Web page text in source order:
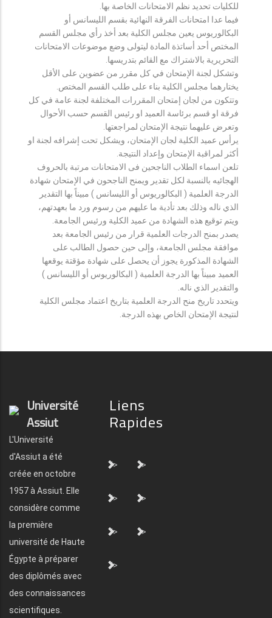
للكليات تحديد نظم الامتحانات الخاصة بها.
فيما عدا امتحانات الفرقة النهائية بقسم الليسانس أو
البكالوريوس يعين مجلس الكلية بعد أخذ رأي مجلس القسم
المختص أحد أساتذة المادة ليتولى وضع موضوعات الامتحانات
التحريرية بالاشتراك مع القائم بتدريسها.
وتشكل لجنة الإمتحان في كل مقرر من عضوين على الأقل
يختارهما مجلس الكلية بناء على طلب القسم المختص.
وتتكون من لجان إمتحان المقررات المختلفة لجنة عامة في كل
فرقة او قسم برئاسة العميد او رئيس القسم حسب الأحوال
وتعرض عليهما نتيجة الإمتحان لمراجعتها.
يرأس عميد الكلية لجان الإمتحان، ويشكل تحت إشرافه لجنة او
أكثر لمراقبة الإمتحان وإعداد النتيجة.
تلعن اسماء الطلاب الناجحين فى الامتحانات مرتبة بالحروف
الهجائيه بالنسبة لكل تقدير ويمنح الناجحون في الإمتحان شهادة
الدرجة العلمية ( البكالوريوس أو الليسانس ) مبيناً بها التقدير
الذي ناله وذلك بعد تأدية ما عليهم من رسوم ورد ما بعهدتهم،
ويتم توقيع هذه الشهادة من عميد الكلية ورئيس الجامعة.
يصدر بمنح الدرجات العلمية قرار من رئيس الجامعة بعد
موافقة مجلس الجامعة، وإلى حين حصول الطالب على
الشهادة المذكورة يجوز أن يحصل على شهادة مؤقتة يوقعها
العميد مبيناً بها الدرجة العلمية ( البكالوريوس أو الليسانس )
والتقدير الذي ناله.
ويتحدد تاريخ منح الدرجة العلمية بتاريخ اعتماد مجلس الكلية
لنتيجة الإمتحان الخاص بهذه الدرجة.
Université
Assiut
L'Université
d'Assiut a été
créée en octobre
1957 à Assiut. Elle
considère comme
la première
université de Haute
Égypte à préparer
des diplômés avec
des connaissances
scientifiques.
Liens
Rapides
"> ">
"> ">
"> ">
">